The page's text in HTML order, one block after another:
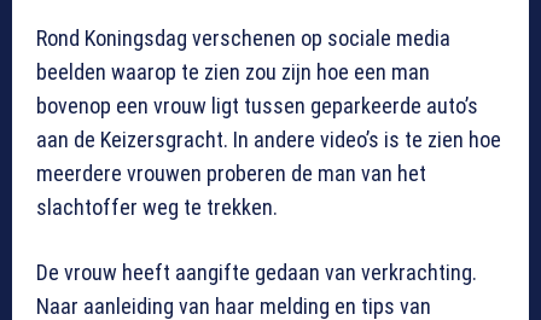
Rond Koningsdag verschenen op sociale media
beelden waarop te zien zou zijn hoe een man
bovenop een vrouw ligt tussen geparkeerde auto’s
aan de Keizersgracht. In andere video’s is te zien hoe
meerdere vrouwen proberen de man van het
slachtoffer weg te trekken.
De vrouw heeft aangifte gedaan van verkrachting.
Naar aanleiding van haar melding en tips van